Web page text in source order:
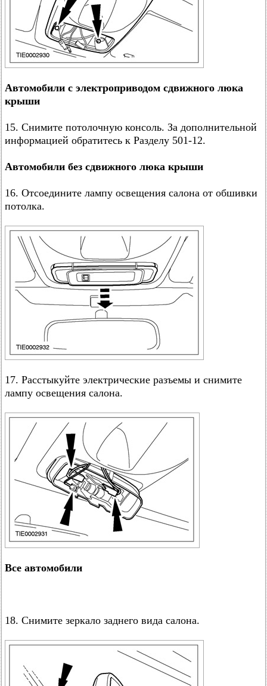
Автомобили с электроприводом сдвижного люка
крыши
15. Снимите потолочную консоль. За дополнительной
информацией обратитесь к Разделу 501-12.
Автомобили без сдвижного люка крыши
16. Отсоедините лампу освещения салона от обшивки
потолка.
17. Расстыкуйте электрические разъемы и снимите
лампу освещения салона.
Все автомобили
18. Снимите зеркало заднего вида салона.